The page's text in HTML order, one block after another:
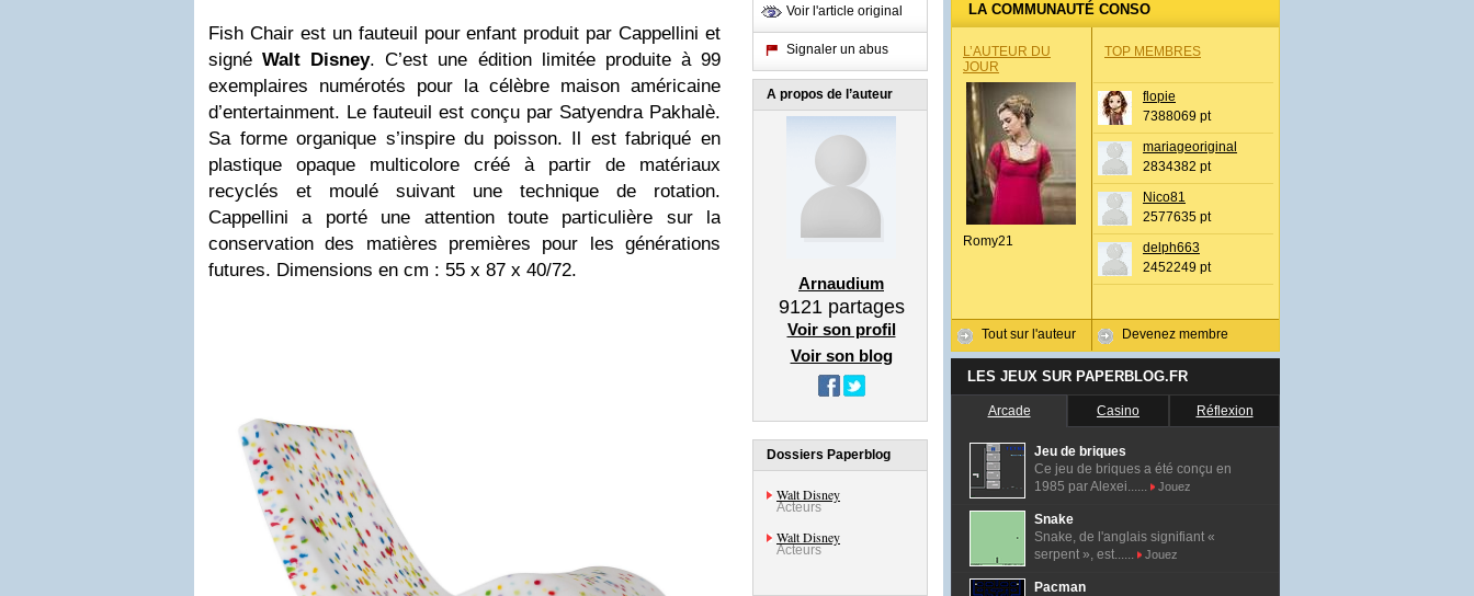
Fish Chair est un fauteuil pour enfant produit par Cappellini et
signéWalt Disney. C’est une édition limitée produite à 99
exemplaires numérotés pour la célèbre maison américaine
d’entertainment. Le fauteuil est conçu par Satyendra Pakhalè.
Sa forme organique s’inspire du poisson. Il est fabriqué en
plastique opaque multicolore créé à partir de matériaux
recyclés et moulé suivant une technique de rotation.
Cappellini a porté une attention toute particulière sur la
conservation des matières premières pour les générations
futures. Dimensions en cm : 55 x 87 x 40/72.
Voir l'article original
Signaler un abus
A propos de l’auteur
Arnaudium
9121partages
Voir son profil
Voir son blog
Dossiers Paperblog
Walt Disney
Acteurs
Walt Disney
Acteurs
LA COMMUNAUTÉ CONSO
L’AUTEUR DU
JOUR
Romy21
Tout sur l'auteur
TOP MEMBRES
flopie
7388069 pt
mariageoriginal
2834382 pt
Nico81
2577635 pt
delph663
2452249 pt
Devenez membre
LES JEUX SUR PAPERBLOG.FR
Arcade Casino Réflexion
Jeu de briques
Ce jeu de briques a été conçu en
1985 par Alexei......
Jouez
Snake
Snake, de l'anglais signifiant «
serpent », est......
Jouez
Pacman